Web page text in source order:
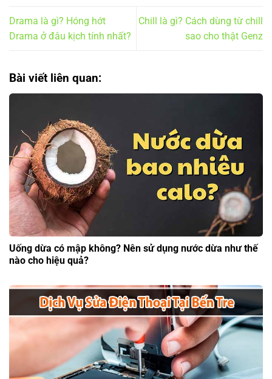
Drama là gì? Hóng hớt
Drama ở đâu kịch tính nhất?
Chill là gì? Cách dùng từ chill
sao cho thật Genz
Bài viết liên quan:
Uống dừa có mập không? Nên sử dụng nước dừa như thế
nào cho hiệu quả?